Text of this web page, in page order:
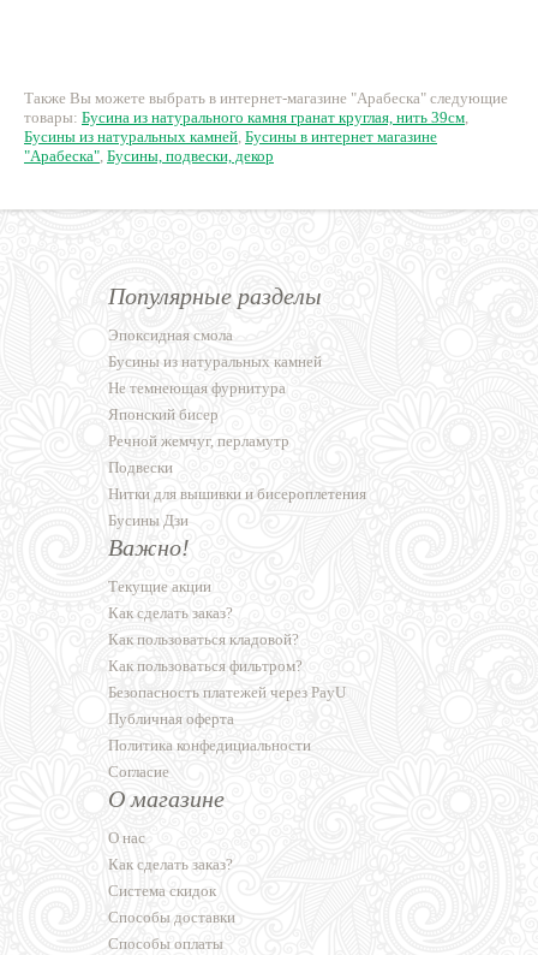
Также Вы можете выбрать в интернет-магазине "Арабеска" следующие
товары: Бусина из натурального камня гранат круглая, нить 39см,
Бусины из натуральных камней, Бусины в интернет магазине
"Арабеска", Бусины, подвески, декор
Популярные разделы
Эпоксидная смола
Бусины из натуральных камней
Не темнеющая фурнитура
Японский бисер
Речной жемчуг, перламутр
Подвески
Нитки для вышивки и бисероплетения
Бусины Дзи
Важно!
Текущие акции
Как сделать заказ?
Как пользоваться кладовой?
Как пользоваться фильтром?
Безопасность платежей через PayU
Публичная оферта
Политика конфедициальности
Согласие
О магазине
О нас
Как сделать заказ?
Система скидок
Способы доставки
Способы оплаты